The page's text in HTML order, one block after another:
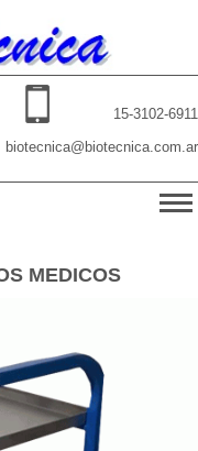
15-3102-6911
biotecnica@biotecnica.com.ar
MEDICOS